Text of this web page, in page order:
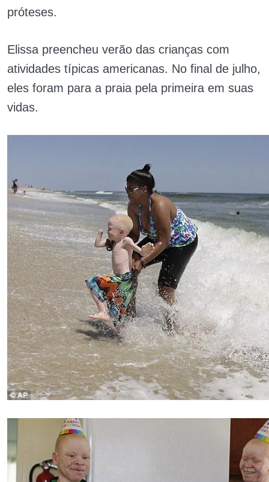
próteses.
Elissa preencheu verão das crianças com
atividades típicas americanas. No final de julho,
eles foram para a praia pela primeira em suas
vidas.